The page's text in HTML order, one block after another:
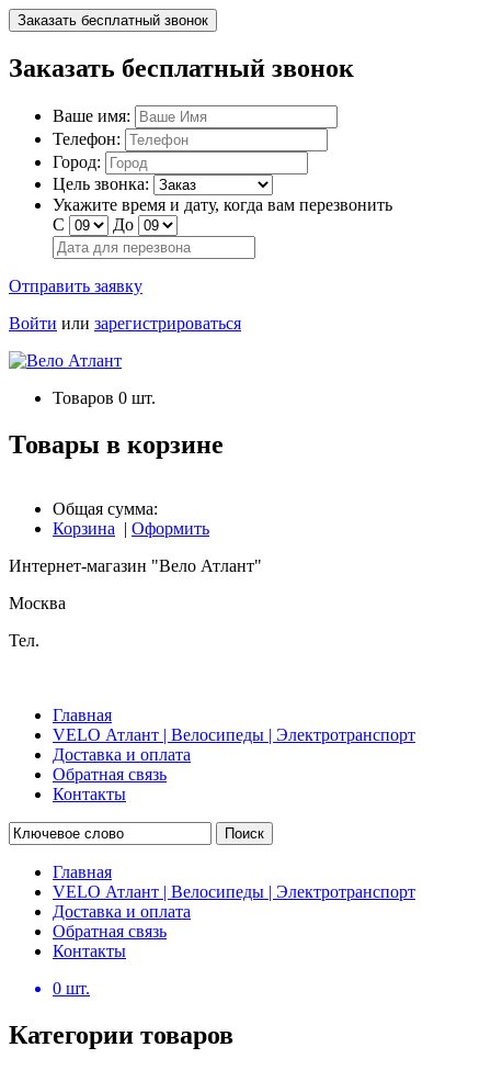
Заказать бесплатный звонок
Заказать бесплатный звонок
Ваше имя:
Телефон:
Город:
Цель звонка:
Укажите время и дату, когда вам перезвонить
С
До
Отправить заявку
Войти или зарегистрироваться
Товаров 0 шт.
Товары в корзине
Общая сумма:
Корзина | Оформить
Интернет-магазин "Вело Атлант"
Москва
Тел.
Главная
VELO Атлант | Велосипеды | Электротранспорт
Доставка и оплата
Обратная связь
Контакты
Поиск
Главная
VELO Атлант | Велосипеды | Электротранспорт
Доставка и оплата
Обратная связь
Контакты
0 шт.
Категории товаров